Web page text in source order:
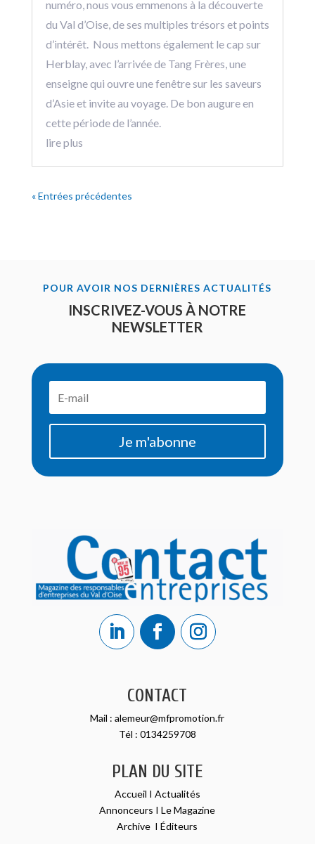
numéro, nous vous emmenons à la découverte
du Val d’Oise, de ses multiples trésors et points
d’intérêt. Nous mettons également le cap sur
Herblay, avec l’arrivée de Tang Frères, une
enseigne qui ouvre une fenêtre sur les saveurs
d’Asie et invite au voyage. De bon augure en
cette période de l’année.
lire plus
« Entrées précédentes
POUR AVOIR NOS DERNIÈRES ACTUALITÉS
INSCRIVEZ-VOUS À NOTRE
NEWSLETTER
Je m'abonne
CONTACT
Mail :alemeur@mfpromotion.fr
Tél : 0134259708
PLAN DU SITE
Accueil I Actualités
Annonceurs ILe Magazine
Archive IÉditeurs